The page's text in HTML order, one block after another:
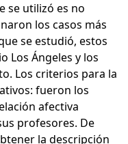
se utilizó es no
los casos más
se estudió, estos
Los Ángeles y los
Los criterios para la
fueron los
afectiva
profesores. De
la descripción